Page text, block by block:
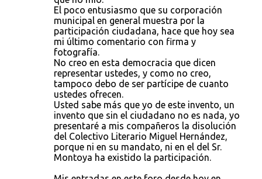
El poco entusiasmo que su corporación
municipal en general muestra por la
participación ciudadana, hace que hoy sea
mi último comentario con firma y
fotografía.
No creo en esta democracia que dicen
representar ustedes, y como no creo,
tampoco debo de ser partícipe de cuanto
ustedes ofrecen.
Usted sabe más que yo de este invento, un
invento que sin el ciudadano no es nada, yo
presentaré a mis compañeros la disolución
del Colectivo Literario Miguel Hernández,
porque ni en su mandato, ni en el del Sr.
Montoya ha existido la participación.